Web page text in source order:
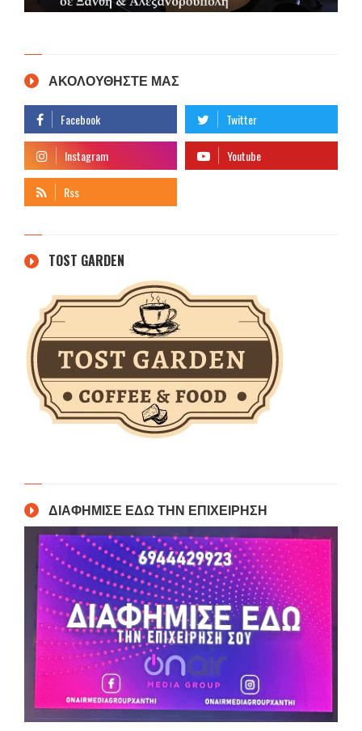
ΑΚΟΛΟΥΘΗΣΤΕ ΜΑΣ
TOST GARDEN
ΔΙΑΦΗΜΙΣΕ ΕΔΩ ΤΗΝ ΕΠΙΧΕΙΡΗΣΗ